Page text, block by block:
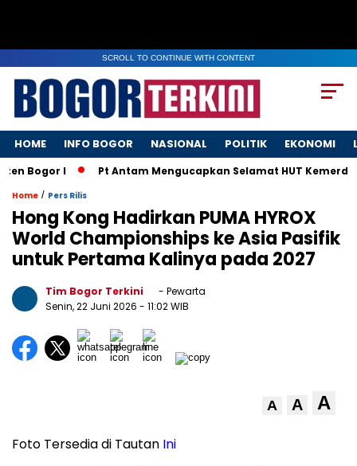
SCROLL TO CONTINUE WITH CONTENT
HOME INFO BOGOR NASIONAL POLITIK EKONOMI
I Pt Antam Mengucapkan Selamat HUT
Home / Pers Rilis
Hong Kong Hadirkan PUMA HYROX
World Championships ke Asia Pasifik
untuk Pertama Kalinya pada 2027
Tim Bogor Terkini
- Pewarta
Senin, 22 Juni 2026 - 11:02 WIB
A A A
Foto Tersedia di Tautan Ini